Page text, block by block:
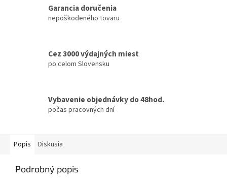
Garancia doručenia
nepoškodeného tovaru
Cez 3000 výdajných miest
po celom Slovensku
Vybavenie objednávky do 48hod.
počas pracovných dní
Popis Diskusia
Podrobný popis